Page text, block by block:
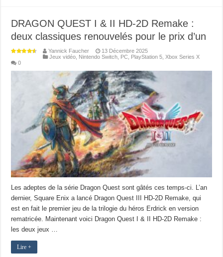
DRAGON QUEST I & II HD-2D Remake :
deux classiques renouvelés pour le prix d’un
Yannick Faucher
13 Décembre 2025
Jeux vidéo Nintendo Switch PC PlayStation 5 ,Xbox Series X
0
Les adeptes de la série Dragon Quest sont gâtés ces temps-ci. L’an
dernier, Square Enix a lancé Dragon Quest III HD-2D Remake, qui
est en fait le premier jeu de la trilogie du héros Erdrick en version
rematricée. Maintenant voici Dragon Quest I & II HD-2D Remake :
les deux jeux …
Lire +